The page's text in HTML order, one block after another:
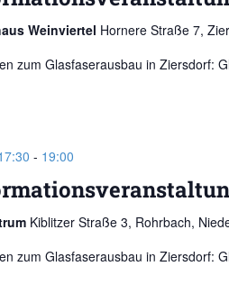
Weinviertel Hornere Straße 7,
zum Glasfaserausbau in Ziersdorf:
- 19:00
Kiblitzer Straße 3, Rohrbach,
zum Glasfaserausbau in Ziersdorf: